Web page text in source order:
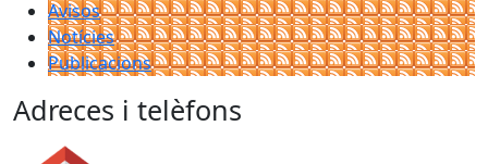
Avisos
Notícies
Publicacions
Adreces i telèfons